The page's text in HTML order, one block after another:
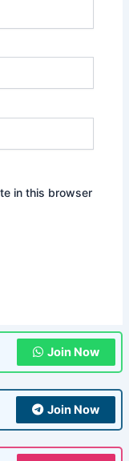
in this browser
Join Now
Join Now